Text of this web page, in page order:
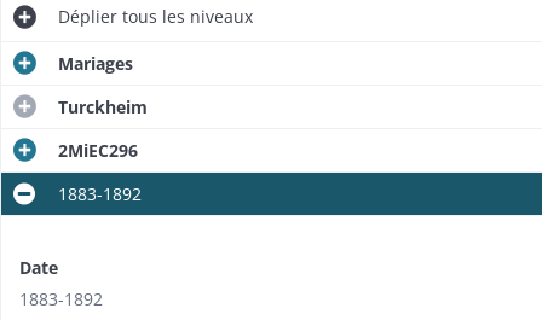
Déplier tous les niveaux
Mariages
Turckheim
2MiEC296
1883-1892
Date
1883-1892